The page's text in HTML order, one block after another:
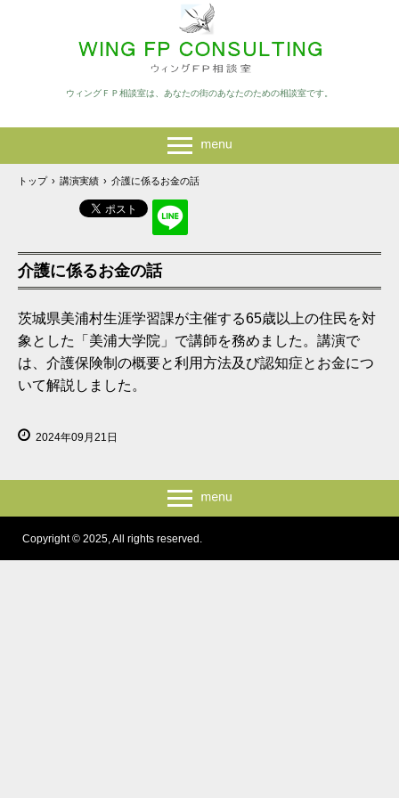
ウィングＦＰ相談室は、あなたの街のあなたのための相談室です。
トップ › 講演実績 › 介護に係るお金の話
介護に係るお金の話
茨城県美浦村生涯学習課が主催する65歳以上の住民を対
象とした「美浦大学院」で講師を務めました。講演で
は、介護保険制の概要と利用方法及び認知症とお金につ
いて解説しました。
2024年09月21日
Copyright © 2025, All rights reserved.